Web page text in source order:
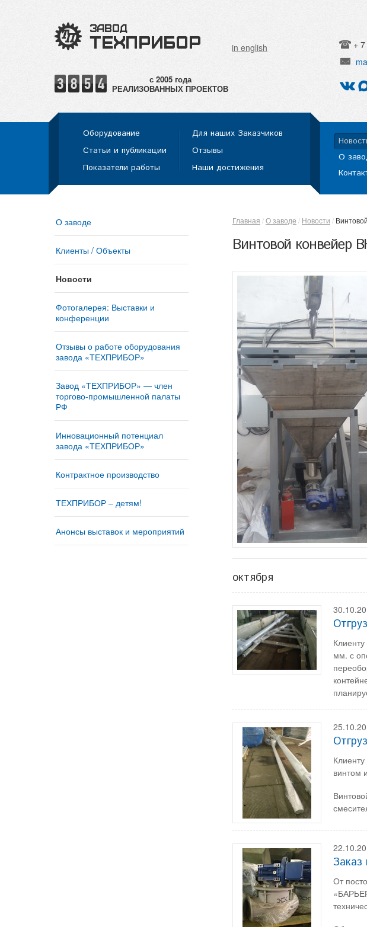
in english +
РЕАЛИЗОВАННЫХ ПРОЕКТОВ
Оборудование
Статьи и публикации
Показатели работы
Для наших Заказчиков
Отзывы
Наши достижения
О
О заводе
Клиенты / Объекты
Новости
Фотогалерея: Выставки и
конференции
Отзывы о работе оборудования
завода «ТЕХПРИБОР»
Завод «ТЕХПРИБОР» — член
торгово-промышленной палаты
РФ
Инновационный потенциал
завода «ТЕХПРИБОР»
Контрактное производство
ТЕХПРИБОР – детям!
Анонсы выставок и мероприятий
Главная О заводе Новости
Винтовой конвейер
октября
мм. с
винтом
От